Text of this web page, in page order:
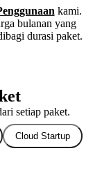
kami.
bulanan yang
durasi paket.
setiap paket.
Cloud Startup